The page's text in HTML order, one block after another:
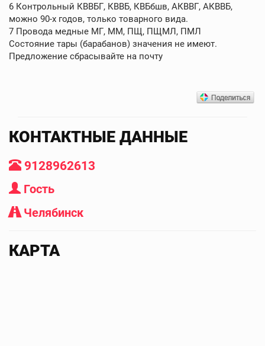
6 Контрольный КВВБГ, КВВБ, КВБбшв, АКВВГ, АКВВБ,
можно 90-х годов, только товарного вида.
7 Провода медные МГ, ММ, ПЩ, ПЩМЛ, ПМЛ
Состояние тары (барабанов) значения не имеют.
Предложение сбрасывайте на почту
КОНТАКТНЫЕ ДАННЫЕ
9128962613
Гость
Челябинск
КАРТА